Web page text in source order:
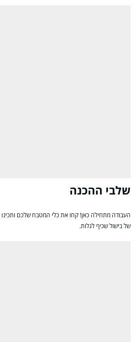
שלבי ההכנה
העבודה מתחילה כאן! קחו את כלי המטבח שלכם
של בישול שכיף לגלות.